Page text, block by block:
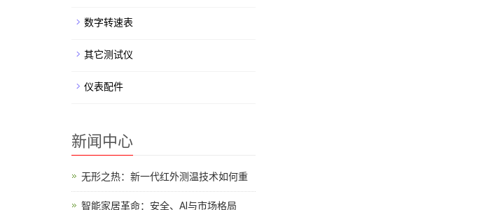
数字转速表
其它测试仪
仪表配件
新闻中心
无形之热：新一代红外测温技术如何重
智能家居革命：安全、AI与市场格局